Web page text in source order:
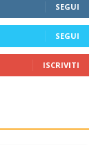
SEGUI
SEGUI
ISCRIVITI